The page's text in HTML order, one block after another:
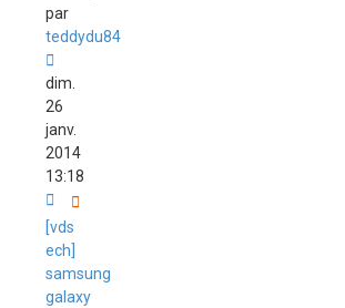
par
teddydu84
dim.
26
janv.
2014
13:18
[vds
ech]
samsung
galaxy